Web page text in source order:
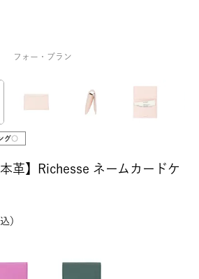
フォー・ブラン
グ○
革】Richesse ネームカードケ